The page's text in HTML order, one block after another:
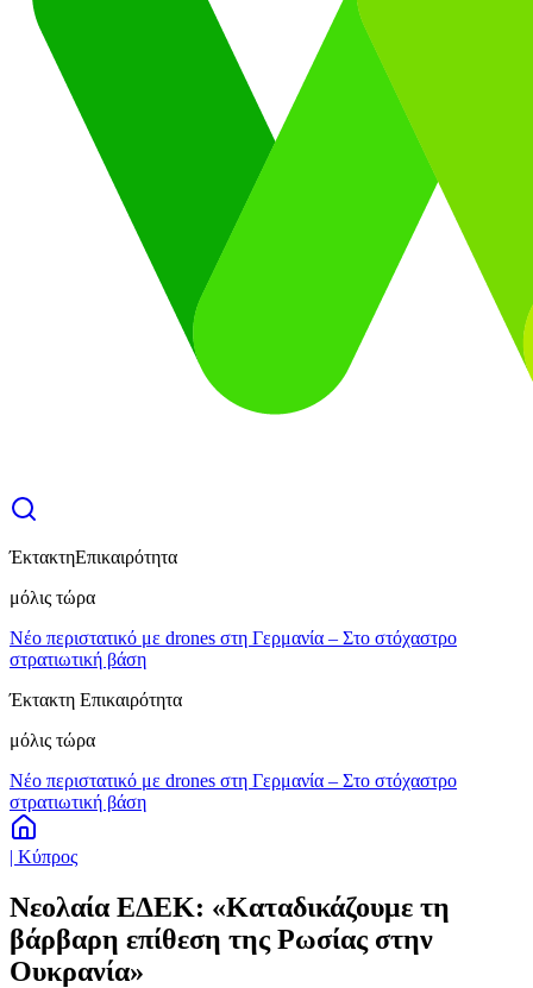
ΈκτακτηΕπικαιρότητα
μόλις τώρα
Νέο περιστατικό με drones στη Γερμανία – Στο στόχαστρο
στρατιωτική βάση
Έκτακτη Επικαιρότητα
μόλις τώρα
Νέο περιστατικό με drones στη Γερμανία – Στο στόχαστρο
στρατιωτική βάση
| Κύπρος
Νεολαία ΕΔΕΚ: «Καταδικάζουμε τη
βάρβαρη επίθεση της Ρωσίας στην
Ουκρανία»